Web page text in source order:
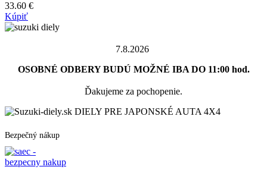
33.60 €
Kúpiť
7.8.2026
OSOBNÉ ODBERY BUDÚ MOŽNÉ IBA DO 11:00 hod.
Ďakujeme za pochopenie.
DIELY PRE JAPONSKÉ AUTA 4X4
Bezpečný nákup